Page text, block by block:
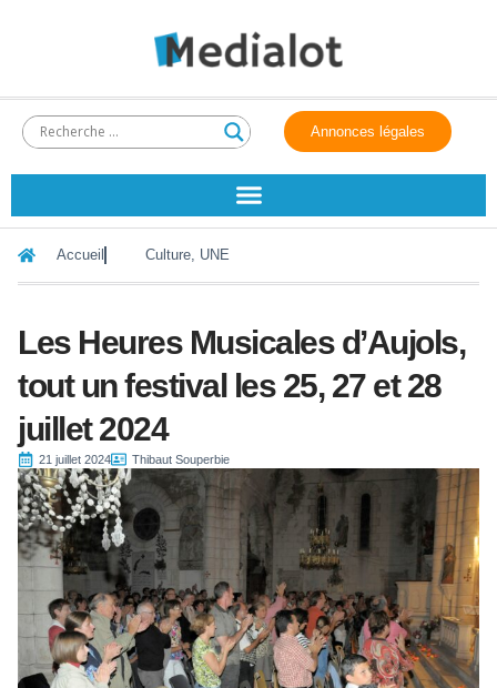
Annonces légales
Accueil Culture, UNE
Les Heures Musicales d’Aujols,
tout un festival les 25, 27 et 28
juillet 2024
21 juillet 2024 Thibaut Souperbie